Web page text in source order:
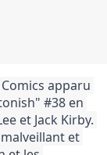
apparu
#38 en
et Jack Kirby.
et